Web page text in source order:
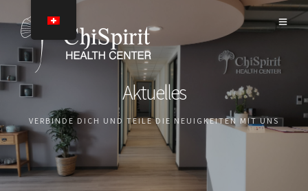
Aktuelles
VERBINDE DICH UND TEILE DIE NEUIGKEITEN MIT UNS
AcceptAdvertisement
cookies to view the